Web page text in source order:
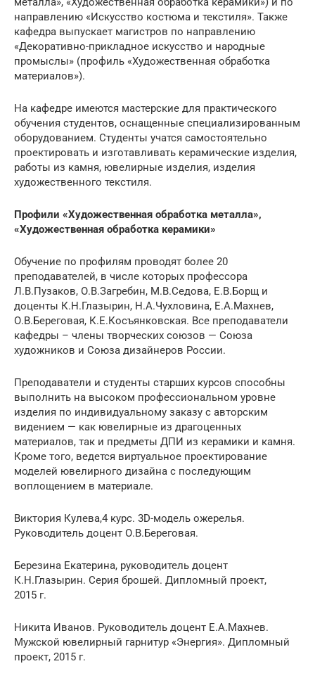
направлению «Искусство костюма и текстиля». Также
кафедра выпускает магистров по направлению
«Декоративно-прикладное искусство и народные
промыслы» (профиль «Художественная обработка
материалов»).
На кафедре имеются мастерские для практического
обучения студентов, оснащенные специализированным
оборудованием. Студенты учатся самостоятельно
проектировать и изготавливать керамические изделия,
работы из камня, ювелирные изделия, изделия
художественного текстиля.
Профили «Художественная обработка металла»,
«Художественная обработка керамики»
Обучение по профилям проводят более 20
преподавателей, в числе которых профессора
Л.В.Пузаков, О.В.Загребин, М.В.Седова, Е.В.Борщ и
доценты К.Н.Глазырин, Н.А.Чухловина, Е.А.Махнев,
О.В.Береговая, К.Е.Косъянковская. Все преподаватели
кафедры – члены творческих союзов — Союза
художников и Союза дизайнеров России.
Преподаватели и студенты старших курсов способны
выполнить на высоком профессиональном уровне
изделия по индивидуальному заказу с авторским
видением — как ювелирные из драгоценных
материалов, так и предметы ДПИ из керамики и камня.
Кроме того, ведется виртуальное проектирование
моделей ювелирного дизайна с последующим
воплощением в материале.
Виктория Кулева,4 курс. 3D-модель ожерелья.
Руководитель доцент О.В.Береговая.
Березина Екатерина, руководитель доцент
К.Н.Глазырин. Серия брошей. Дипломный проект,
2015 г.
Никита Иванов. Руководитель доцент Е.А.Махнев.
Мужской ювелирный гарнитур «Энергия». Дипломный
проект, 2015 г.